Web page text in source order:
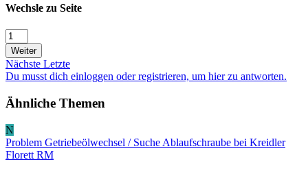
Wechsle zu Seite
Weiter
Nächste Letzte
Du musst dich einloggen oder registrieren, um hier zu antworten.
Ähnliche Themen
N
Problem Getriebeölwechsel / Suche Ablaufschraube bei Kreidler
Florett RM